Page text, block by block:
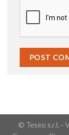
© Teseo s.r.l. -